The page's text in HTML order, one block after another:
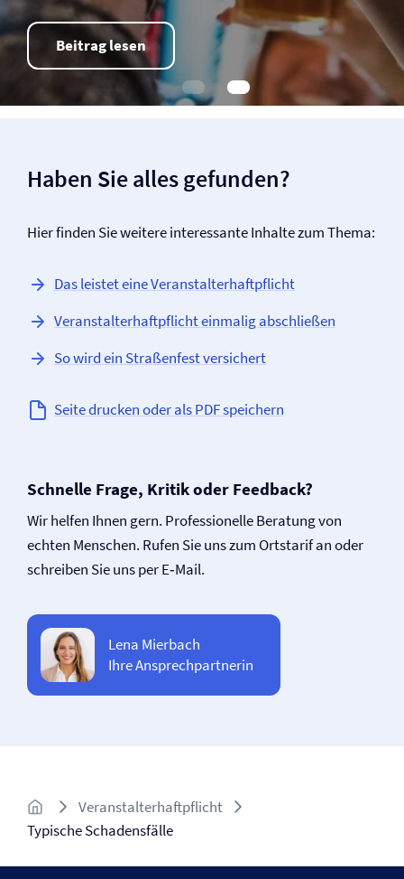
Beitrag lesen
Haben Sie alles gefunden?
Hier finden Sie weitere interessante Inhalte zum Thema:
Das leistet eine Veranstalter­haftpflicht
Veranstalter­haftpflicht einmalig abschließen
So wird ein Straßenfest versichert
Seite drucken oder als PDF speichern
Schnelle Frage, Kritik oder Feedback?
Wir helfen Ihnen gern. Professionelle Beratung von
echten Menschen. Rufen Sie uns zum Ortstarif an oder
schreiben Sie uns per E‑Mail.
Lena Mierbach
Ihre Ansprechpartnerin
Veranstalter­haftpflicht
Typische Schadensfälle